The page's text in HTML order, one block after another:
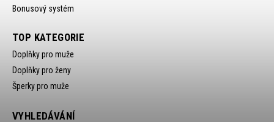
Bonusový systém
TOP KATEGORIE
Doplňky pro muže
Doplňky pro ženy
Šperky pro muže
VYHLEDÁVÁNÍ